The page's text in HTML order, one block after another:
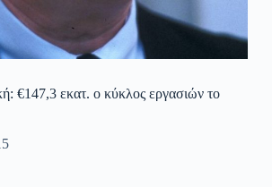
€147,3 εκατ. ο κύκλος εργασιών το